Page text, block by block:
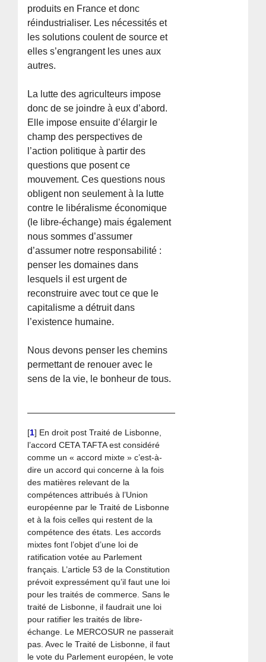
produits en France et donc
réindustrialiser. Les nécessités et
les solutions coulent de source et
elles s’engrangent les unes aux
autres.
La lutte des agriculteurs impose
donc de se joindre à eux d’abord.
Elle impose ensuite d’élargir le
champ des perspectives de
l’action politique à partir des
questions que posent ce
mouvement. Ces questions nous
obligent non seulement à la lutte
contre le libéralisme économique
(le libre-échange) mais également
nous sommes d’assumer
d’assumer notre responsabilité :
penser les domaines dans
lesquels il est urgent de
reconstruire avec tout ce que le
capitalisme a détruit dans
l’existence humaine.
Nous devons penser les chemins
permettant de renouer avec le
sens de la vie, le bonheur de tous.
[1] En droit post Traité de Lisbonne,
l’accord CETA TAFTA est considéré
comme un « accord mixte » c’est-à-
dire un accord qui concerne à la fois
des matières relevant de la
compétences attribués à l’Union
européenne par le Traité de Lisbonne
et à la fois celles qui restent de la
compétence des états. Les accords
mixtes font l’objet d’une loi de
ratification votée au Parlement
français. L’article 53 de la Constitution
prévoit expressément qu’il faut une loi
pour les traités de commerce. Sans le
traité de Lisbonne, il faudrait une loi
pour ratifier les traités de libre-
échange. Le MERCOSUR ne passerait
pas. Avec le Traité de Lisbonne, il faut
le vote du Parlement européen, le vote